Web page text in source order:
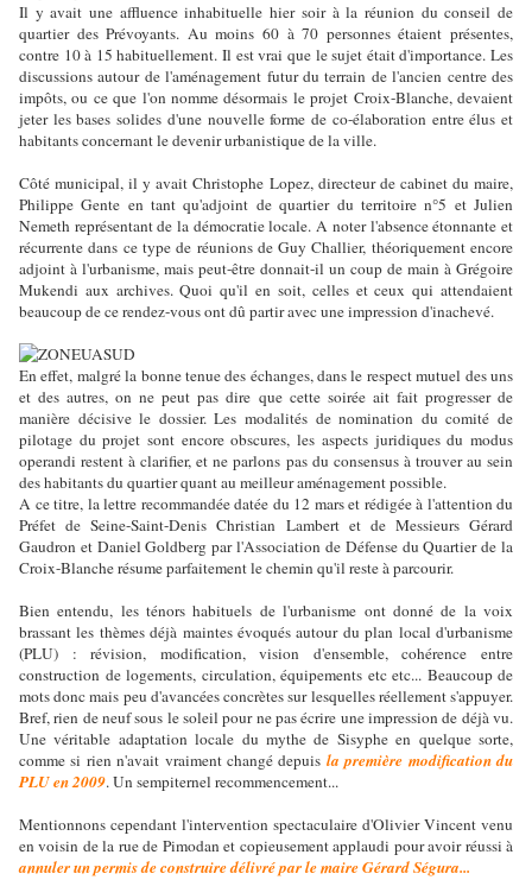
Il y avait une affluence inhabituelle hier soir à la réunion du conseil de
quartier des Prévoyants. Au moins 60 à 70 personnes étaient présentes,
contre 10 à 15 habituellement. Il est vrai que le sujet était d'importance. Les
discussions autour de l'aménagement futur du terrain de l'ancien centre des
impôts, ou ce que l'on nomme désormais le projet Croix-Blanche, devaient
jeter les bases solides d'une nouvelle forme de co-élaboration entre élus et
habitants concernant le devenir urbanistique de la ville.
Côté municipal, il y avait Christophe Lopez, directeur de cabinet du maire,
Philippe Gente en tant qu'adjoint de quartier du territoire n°5 et Julien
Nemeth représentant de la démocratie locale. A noter l'absence étonnante et
récurrente dans ce type de réunions de Guy Challier, théoriquement encore
adjoint à l'urbanisme, mais peut-être donnait-il un coup de main à Grégoire
Mukendi aux archives. Quoi qu'il en soit, celles et ceux qui attendaient
beaucoup de ce rendez-vous ont dû partir avec une impression d'inachevé.
En effet, malgré la bonne tenue des échanges, dans le respect mutuel des uns
et des autres, on ne peut pas dire que cette soirée ait fait progresser de
manière décisive le dossier. Les modalités de nomination du comité de
pilotage du projet sont encore obscures, les aspects juridiques du modus
operandi restent à clarifier, et ne parlons pas du consensus à trouver au sein
des habitants du quartier quant au meilleur aménagement possible.
A ce titre, la lettre recommandée datée du 12 mars et rédigée à l'attention du
Préfet de Seine-Saint-Denis Christian Lambert et de Messieurs Gérard
Gaudron et Daniel Goldberg par l'Association de Défense du Quartier de la
Croix-Blanche résume parfaitement le chemin qu'il reste à parcourir.
Bien entendu, les ténors habituels de l'urbanisme ont donné de la voix
brassant les thèmes déjà maintes évoqués autour du plan local d'urbanisme
(PLU) : révision, modification, vision d'ensemble, cohérence entre
construction de logements, circulation, équipements etc etc... Beaucoup de
mots donc mais peu d'avancées concrètes sur lesquelles réellement s'appuyer.
Bref, rien de neuf sous le soleil pour ne pas écrire une impression de déjà vu.
Une véritable adaptation locale du mythe de Sisyphe en quelque sorte,
comme si rien n'avait vraiment changé depuis la première modification du
PLU en 2009. Un sempiternel recommencement...
Mentionnons cependant l'intervention spectaculaire d'Olivier Vincent venu
en voisin de la rue de Pimodan et copieusement applaudi pour avoir réussi à
annuler un permis de construire délivré par le maire Gérard Ségura...